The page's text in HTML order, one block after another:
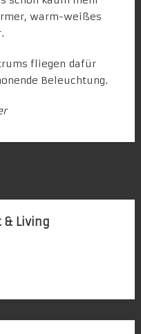
warm-weißes
fliegen dafür
Beleuchtung.
& Living